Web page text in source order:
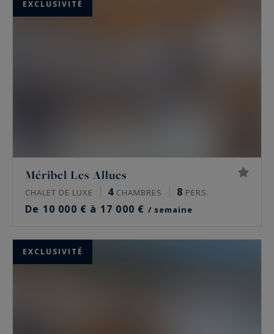
EXCLUSIVITÉ
Méribel Les Allues
CHALET DE LUXE 4 CHAMBRES 8 PERS.
De 10 000 € à 17 000 € / semaine
EXCLUSIVITÉ